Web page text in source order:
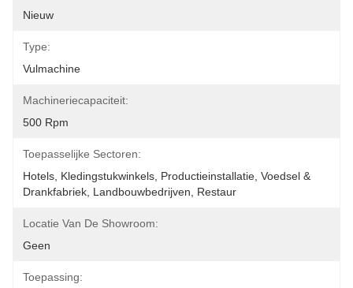
Nieuw
Type:
Vulmachine
Machineriecapaciteit:
500 Rpm
Toepasselijke Sectoren:
Hotels, Kledingstukwinkels, Productieinstallatie, Voedsel &
Drankfabriek, Landbouwbedrijven, Restaur
Locatie Van De Showroom:
Geen
Toepassing: